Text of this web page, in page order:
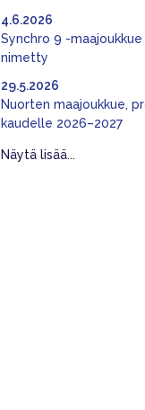
Synchro 9 -
nimetty
4.6.2026
Nuorten maajoukkue,
kaudelle 2026–2027
29.5.2026
Näytä lisää...